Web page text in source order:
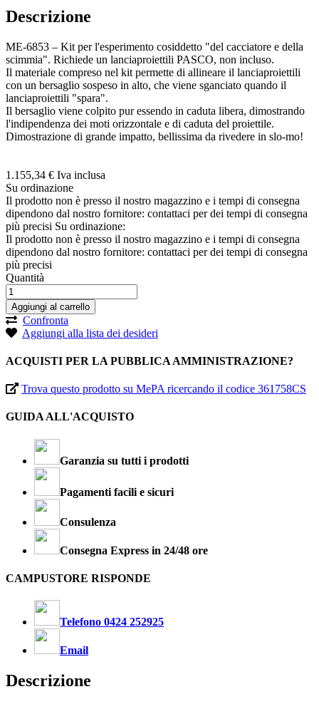
Descrizione
ME-6853 – Kit per l'esperimento cosiddetto "del cacciatore e della
scimmia". Richiede un lanciaproiettili PASCO, non incluso.
Il materiale compreso nel kit permette di allineare il lanciaproiettili
con un bersaglio sospeso in alto, che viene sganciato quando il
lanciaproiettili "spara".
Il bersaglio viene colpito pur essendo in caduta libera, dimostrando
l'indipendenza dei moti orizzontale e di caduta del proiettile.
Dimostrazione di grande impatto, bellissima da rivedere in slo-mo!
1.155,34 € Iva inclusa
Su ordinazione
Il prodotto non è presso il nostro magazzino e i tempi di consegna
dipendono dal nostro fornitore: contattaci per dei tempi di consegna
più precisi Su ordinazione:
Il prodotto non è presso il nostro magazzino e i tempi di consegna
dipendono dal nostro fornitore: contattaci per dei tempi di consegna
più precisi
Quantità
Aggiungi al carrello
Confronta
Aggiungi alla lista dei desideri
ACQUISTI PER LA PUBBLICA AMMINISTRAZIONE?
Trova questo prodotto su MePA ricercando il codice 361758CS
GUIDA ALL'ACQUISTO
Garanzia su tutti i prodotti
Pagamenti facili e sicuri
Consulenza
Consegna Express in 24/48 ore
CAMPUSTORE RISPONDE
Telefono 0424 252925
Email
Descrizione